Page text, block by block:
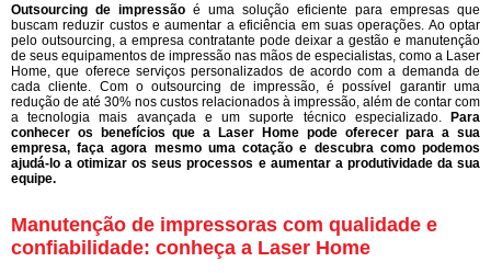
Outsourcing de impressão é uma solução eficiente para empresas que
buscam reduzir custos e aumentar a eficiência em suas operações. Ao optar
pelo outsourcing, a empresa contratante pode deixar a gestão e manutenção
de seus equipamentos de impressão nas mãos de especialistas, como a Laser
Home, que oferece serviços personalizados de acordo com a demanda de
cada cliente. Com o outsourcing de impressão, é possível garantir uma
redução de até 30% nos custos relacionados à impressão, além de contar com
a tecnologia mais avançada e um suporte técnico especializado. Para
conhecer os benefícios que a Laser Home pode oferecer para a sua
empresa, faça agora mesmo uma cotação e descubra como podemos
ajudá-lo a otimizar os seus processos e aumentar a produtividade da sua
equipe.
Manutenção de impressoras com qualidade e
confiabilidade: conheça a Laser Home